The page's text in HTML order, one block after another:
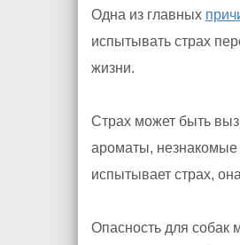
Одна из главных
испытывать страх
жизни.
Страх может быть
ароматы,
испытывает страх,
Опасность для собак